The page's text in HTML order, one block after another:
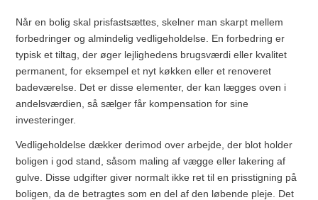
Når en bolig skal prisfastsættes, skelner man skarpt mellem
forbedringer og almindelig vedligeholdelse. En forbedring er
typisk et tiltag, der øger lejlighedens brugsværdi eller kvalitet
permanent, for eksempel et nyt køkken eller et renoveret
badeværelse. Det er disse elementer, der kan lægges oven i
andelsværdien, så sælger får kompensation for sine
investeringer.
Vedligeholdelse dækker derimod over arbejde, der blot holder
boligen i god stand, såsom maling af vægge eller lakering af
gulve. Disse udgifter giver normalt ikke ret til en prisstigning på
boligen, da de betragtes som en del af den løbende pleje. Det